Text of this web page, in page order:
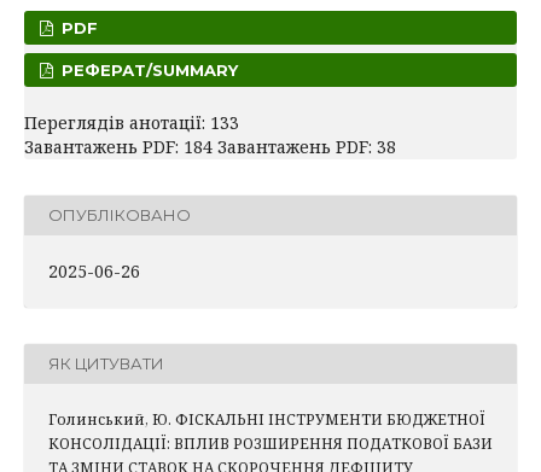
PDF
РЕФЕРАТ/SUMMARY
Переглядів анотації: 133
Завантажень PDF: 184 Завантажень PDF: 38
ОПУБЛІКОВАНО
2025-06-26
ЯК ЦИТУВАТИ
Голинський, Ю. ФІСКАЛЬНІ ІНСТРУМЕНТИ БЮДЖЕТНОЇ
КОНСОЛІДАЦІЇ: ВПЛИВ РОЗШИРЕННЯ ПОДАТКОВОЇ БАЗИ
ТА ЗМІНИ СТАВОК НА СКОРОЧЕННЯ ДЕФІЦИТУ